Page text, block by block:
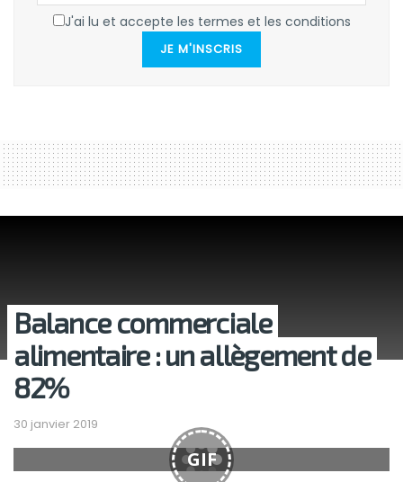
J'ai lu et accepte les termes et les conditions
JE M'INSCRIS
Balance commerciale
alimentaire : un allègement de
82%
30 janvier 2019
GIF